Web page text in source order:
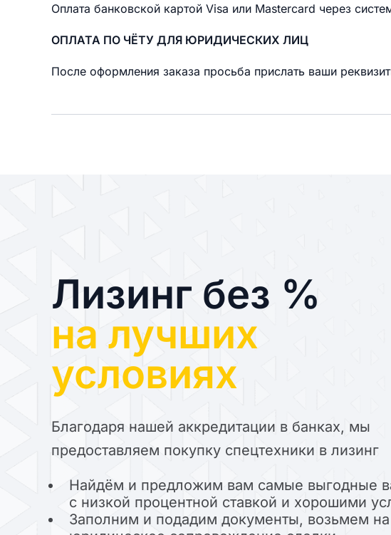
Оплата банковской картой Visa или Mastercard через
ОПЛАТА ПО ЧЁТУ ДЛЯ ЮРИДИЧЕСКИХ ЛИЦ
После оформления заказа просьба прислать ваши
Лизинг без %
на лучших
условиях
Благодаря нашей аккредитации в банках, мы
предоставляем покупку спецтехники в лизинг
Найдём и предложим вам самые выгодные
с низкой процентной ставкой и хорошими
Заполним и подадим документы, возьмем на